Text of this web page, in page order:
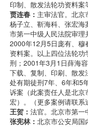
印制、散发法轮功资料案
贾连春： 主审法官。北京
杨子立、靳海科、张宏
市第一中级人民法院审
2000年12月5日庞有、穆
资料案。以上四位法轮
刑；2001年3月1日薛海
下载、复制、印刷、散
处有期徒刑7年、6年和5
诉案（此案责任人是北
宏）。（更多案例请联系
王贺： 法官。北京市第一
张宪林： 北京市公安局国